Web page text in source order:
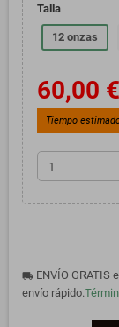
Talla
12 onzas
60,00 €
Tiempo
local_shipping ENVÍO GRATIS
envío rápido.